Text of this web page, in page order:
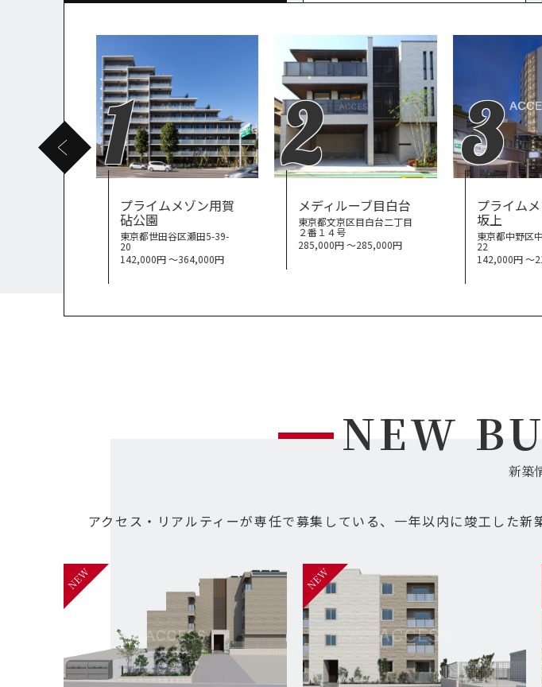
1
プライムメゾン用賀
砧公園
東京都世田谷区瀬田5-39-
20
142,000円 〜364,000円
2
メディルーブ目白台
東京都文京区目白台二丁目
２番１４号
285,000円 〜285,000円
3
プライム
坂上
東京都中野区
22
142,000円 〜
NEW
新築
アクセス・リアルティーが専任で募集している、一年以内に竣工した
NEW NEW